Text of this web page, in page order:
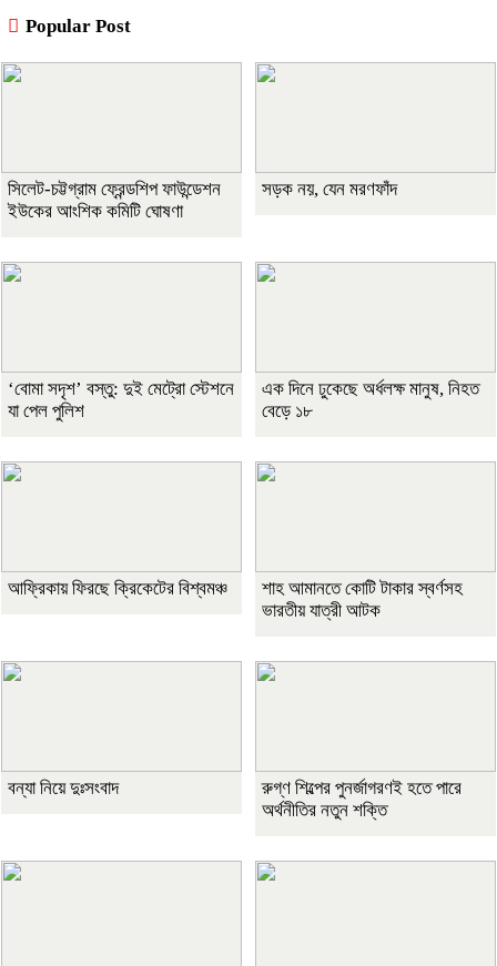
Popular Post
সিলেট-চট্টগ্রাম ফ্রেন্ডশিপ ফাউন্ডেশন
ইউকের আংশিক কমিটি ঘোষণা
সড়ক নয়, যেন মরণফাঁদ
‘বোমা সদৃশ’ বস্তু: দুই মেট্রো স্টেশনে
যা পেল পুলিশ
এক দিনে ঢুকেছে অর্ধলক্ষ মানুষ, নিহত
বেড়ে ১৮
আফ্রিকায় ফিরছে ক্রিকেটের বিশ্বমঞ্চ
শাহ আমানতে কোটি টাকার স্বর্ণসহ
ভারতীয় যাত্রী আটক
বন্যা নিয়ে দুঃসংবাদ
রুগ্ণ শিল্পের পুনর্জাগরণই হতে পারে
অর্থনীতির নতুন শক্তি